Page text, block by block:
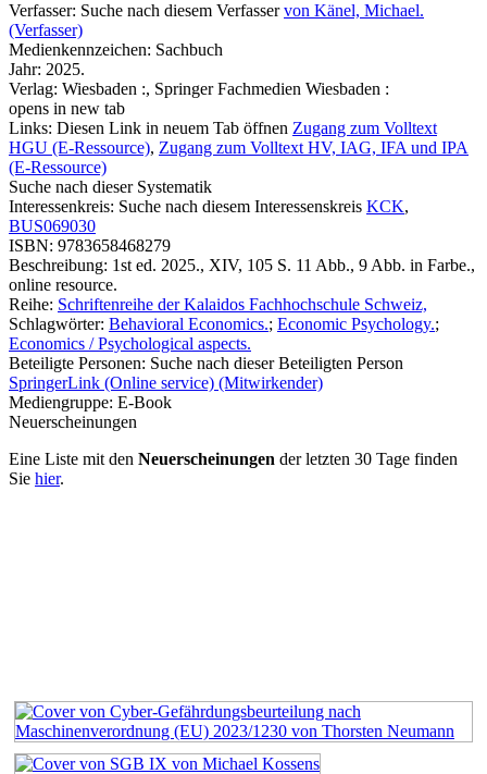
Verfasser: Suche nach diesem Verfasser von Känel, Michael.
(Verfasser)
Medienkennzeichen: Sachbuch
Jahr: 2025.
Verlag: Wiesbaden :, Springer Fachmedien Wiesbaden :
opens in new tab
Links: Diesen Link in neuem Tab öffnen Zugang zum Volltext
HGU (E-Ressource), Zugang zum Volltext HV, IAG, IFA und IPA
(E-Ressource)
Suche nach dieser Systematik
Interessenkreis: Suche nach diesem Interessenskreis KCK,
BUS069030
ISBN: 9783658468279
Beschreibung: 1st ed. 2025., XIV, 105 S. 11 Abb., 9 Abb. in Farbe.,
online resource.
Reihe: Schriftenreihe der Kalaidos Fachhochschule Schweiz,
Schlagwörter: Behavioral Economics.; Economic Psychology.;
Economics / Psychological aspects.
Beteiligte Personen: Suche nach dieser Beteiligten Person
SpringerLink (Online service) (Mitwirkender)
Mediengruppe: E-Book
Neuerscheinungen
Eine Liste mit den Neuerscheinungen der letzten 30 Tage finden
Sie hier.